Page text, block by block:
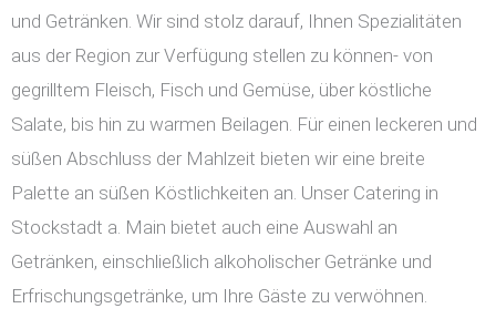
und Getränken. Wir sind stolz darauf, Ihnen Spezialitäten
aus der Region zur Verfügung stellen zu können- von
gegrilltem Fleisch, Fisch und Gemüse, über köstliche
Salate, bis hin zu warmen Beilagen. Für einen leckeren und
süßen Abschluss der Mahlzeit bieten wir eine breite
Palette an süßen Köstlichkeiten an. Unser Catering in
Stockstadt a. Main bietet auch eine Auswahl an
Getränken, einschließlich alkoholischer Getränke und
Erfrischungsgetränke, um Ihre Gäste zu verwöhnen.